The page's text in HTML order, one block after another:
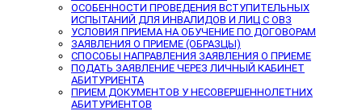
ОСОБЕННОСТИ ПРОВЕДЕНИЯ ВСТУПИТЕЛЬНЫХ
ИСПЫТАНИЙ ДЛЯ ИНВАЛИДОВ И ЛИЦ С ОВЗ
УСЛОВИЯ ПРИЕМА НА ОБУЧЕНИЕ ПО ДОГОВОРАМ
ЗАЯВЛЕНИЯ О ПРИЕМЕ (ОБРАЗЦЫ)
СПОСОБЫ НАПРАВЛЕНИЯ ЗАЯВЛЕНИЯ О ПРИЕМЕ
ПОДАТЬ ЗАЯВЛЕНИЕ ЧЕРЕЗ ЛИЧНЫЙ КАБИНЕТ
АБИТУРИЕНТА
ПРИЕМ ДОКУМЕНТОВ У НЕСОВЕРШЕННОЛЕТНИХ
АБИТУРИЕНТОВ